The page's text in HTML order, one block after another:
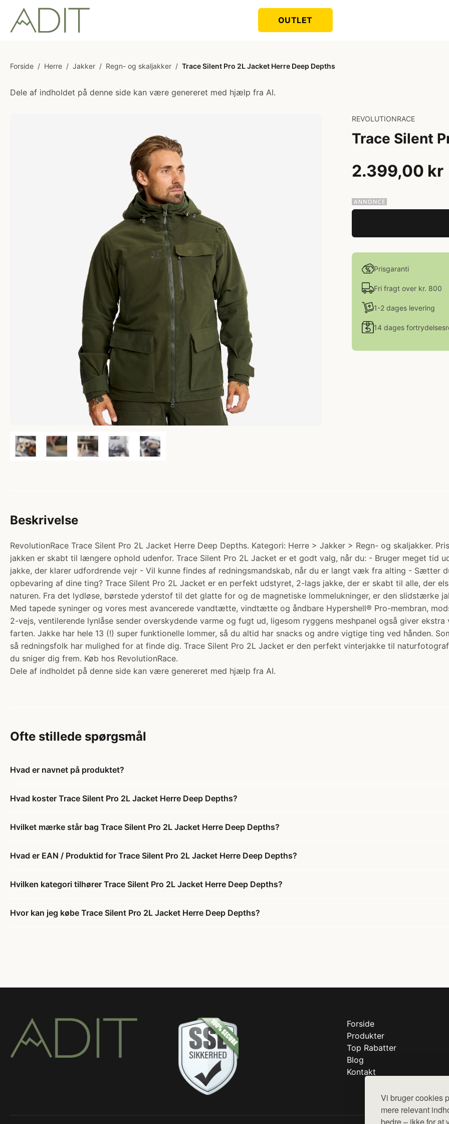
Vi bruger cookies
mere relevant
OUTLET
Forside / Herre / Jakker / Regn- og skaljakker / Trace Silent Pro 2L Jacket Herre Deep Depths
Dele af indholdet på denne side kan være genereret med hjælp fra AI.
REVOLUTIONRACE
Trace Silent
2.399,00 kr
Prisgaranti
Fri fragt over kr. 800
1-2 dages levering
14 dages
Beskrivelse
RevolutionRace Trace Silent Pro 2L Jacket Herre Deep Depths. Kategori: Herre > Jakker > Regn- og skaljakker.
jakken er skabt til længere ophold udenfor. Trace Silent Pro 2L Jacket er et godt valg, når du: - Bruger meget tid
jakke, der klarer udfordrende vejr - Vil kunne findes af redningsmandskab, når du er langt væk fra alting - Sætter
opbevaring af dine ting? Trace Silent Pro 2L Jacket er en perfekt udstyret, 2-lags jakke, der er skabt til alle, der
naturen. Fra det lydløse, børstede yderstof til det glatte for og de magnetiske lommelukninger, er den slidstærke
Med tapede syninger og vores mest avancerede vandtætte, vindtætte og åndbare Hypershell® Pro-membran,
2-vejs, ventilerende lynlåse sender overskydende varme og fugt ud, ligesom ryggens meshpanel også giver
farten. Jakke har hele 13 (!) super funktionelle lommer, så du altid har snacks og andre vigtige ting ved hånden.
så redningsfolk har mulighed for at finde dig. Trace Silent Pro 2L Jacket er den perfekt vinterjakke til
du sniger dig frem. Køb hos RevolutionRace.
Dele af indholdet på denne side kan være genereret med hjælp fra AI.
Ofte stillede spørgsmål
Hvad er navnet på produktet?
Hvad koster Trace Silent Pro 2L Jacket Herre Deep Depths?
Hvilket mærke står bag Trace Silent Pro 2L Jacket Herre Deep Depths?
Hvad er EAN / Produktid for Trace Silent Pro 2L Jacket Herre Deep Depths?
Hvilken kategori tilhører Trace Silent Pro 2L Jacket Herre Deep Depths?
Hvor kan jeg købe Trace Silent Pro 2L Jacket Herre Deep Depths?
Forside
Produkter
Top Rabatter
Blog
Kontakt